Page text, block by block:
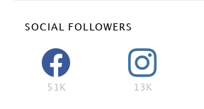
SOCIAL FOLLOWERS
51K 13K